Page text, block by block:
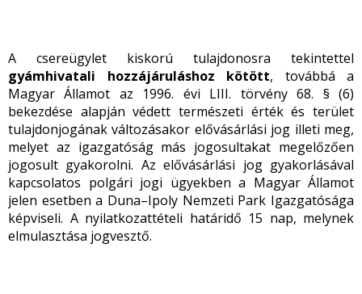
A csereügylet kiskorú tulajdonosra tekintettel
gyámhivatali hozzájáruláshoz kötött, továbbá a
Magyar Államot az 1996. évi LIII. törvény 68. § (6)
bekezdése alapján védett természeti érték és terület
tulajdonjogának változásakor elővásárlási jog illeti meg,
melyet az igazgatóság más jogosultakat megelőzően
jogosult gyakorolni. Az elővásárlási jog gyakorlásával
kapcsolatos polgári jogi ügyekben a Magyar Államot
jelen esetben a Duna–Ipoly Nemzeti Park Igazgatósága
képviseli. A nyilatkozattételi határidő 15 nap, melynek
elmulasztása jogvesztő.